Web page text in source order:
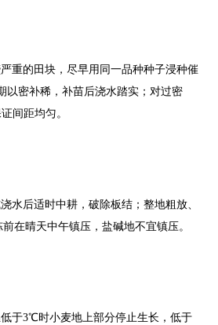
重的田块，尽早用同一品种种子浸种催
以密补稀，补苗后浇水踏实；对过密
间距均匀。
水后适时中耕，破除板结；整地粗放、
在晴天中午镇压，盐碱地不宜镇压。
于3℃时小麦地上部分停止生长，低于